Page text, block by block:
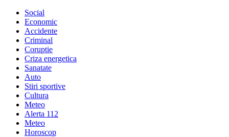
Social
Economic
Accidente
Criminal
Coruptie
Criza energetica
Sanatate
Auto
Stiri sportive
Cultura
Meteo
Alerta 112
Meteo
Horoscop